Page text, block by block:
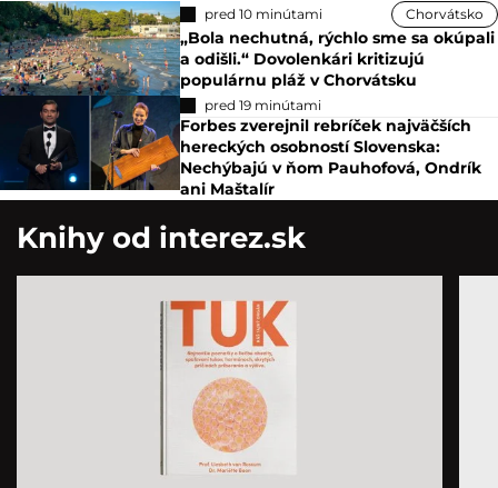
pred 10 minútami Chorvátsko
„Bola nechutná, rýchlo sme sa okúpali
a odišli.“ Dovolenkári kritizujú
populárnu pláž v Chorvátsku
pred 19 minútami
Forbes zverejnil rebríček najväčších
hereckých osobností Slovenska:
Nechýbajú v ňom Pauhofová, Ondrík
ani Maštalír
Knihy od interez.sk